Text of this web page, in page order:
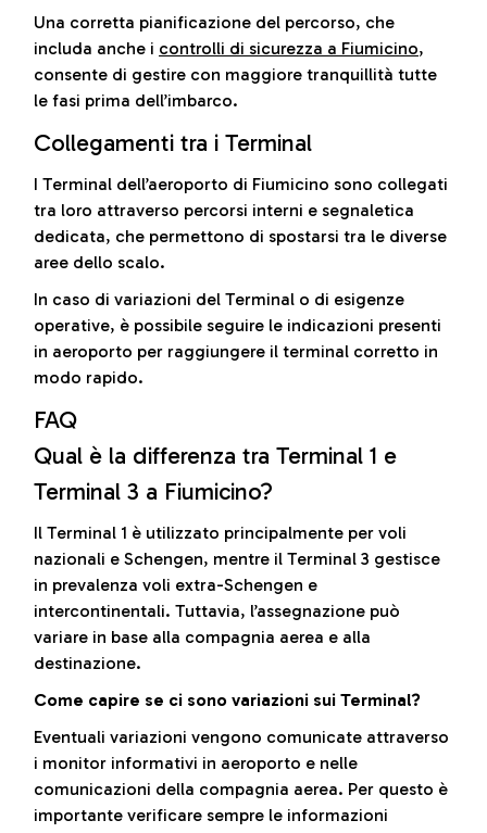
Una corretta pianificazione del percorso, che
includa anche i controlli di sicurezza a Fiumicino,
consente di gestire con maggiore tranquillità tutte
le fasi prima dell’imbarco.
Collegamenti tra i Terminal
I Terminal dell’aeroporto di Fiumicino sono collegati
tra loro attraverso percorsi interni e segnaletica
dedicata, che permettono di spostarsi tra le diverse
aree dello scalo.
In caso di variazioni del Terminal o di esigenze
operative, è possibile seguire le indicazioni presenti
in aeroporto per raggiungere il terminal corretto in
modo rapido.
FAQ
Qual è la differenza tra Terminal 1 e
Terminal 3 a Fiumicino?
Il Terminal 1 è utilizzato principalmente per voli
nazionali e Schengen, mentre il Terminal 3 gestisce
in prevalenza voli extra-Schengen e
intercontinentali. Tuttavia, l’assegnazione può
variare in base alla compagnia aerea e alla
destinazione.
Come capire se ci sono variazioni sui Terminal?
Eventuali variazioni vengono comunicate attraverso
i monitor informativi in aeroporto e nelle
comunicazioni della compagnia aerea. Per questo è
importante verificare sempre le informazioni